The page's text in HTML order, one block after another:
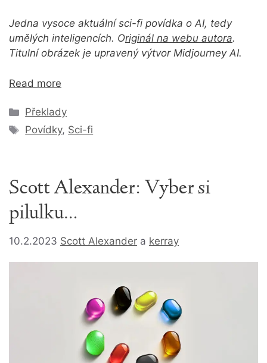
Jedna vysoce aktuální sci-fi povídka o AI, tedy
umělých inteligencích. Originál na webu autora.
Titulní obrázek je upravený výtvor Midjourney AI.
Read more
Rubriky
Překlady
Štítky
Povídky, Sci-fi
Scott Alexander: Vyber si
pilulku…
10.2.2023 Scott Alexander a kerray